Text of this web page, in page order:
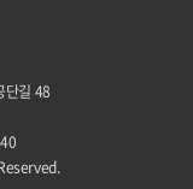
단길 48